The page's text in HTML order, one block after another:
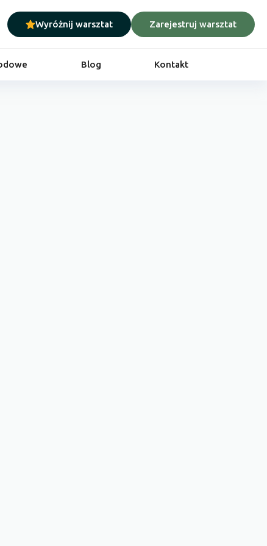
Wyróżnij warsztat Zarejestruj warsztat
Blog Kontakt